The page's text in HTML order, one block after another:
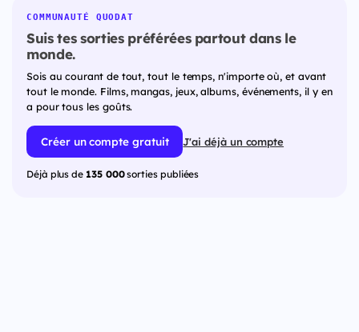
COMMUNAUTÉ QUODAT
Suis tes sorties préférées partout dans le
monde.
Sois au courant de tout, tout le temps, n'importe où, et avant
tout le monde. Films, mangas, jeux, albums, événements, il y en
a pour tous les goûts.
Créer un compte gratuit J'ai déjà un compte
Déjà plus de 135 000sorties publiées